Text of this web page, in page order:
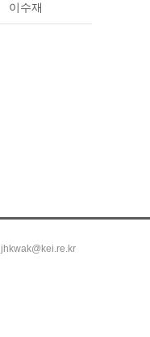
이수재
jhkwak@kei.re.kr